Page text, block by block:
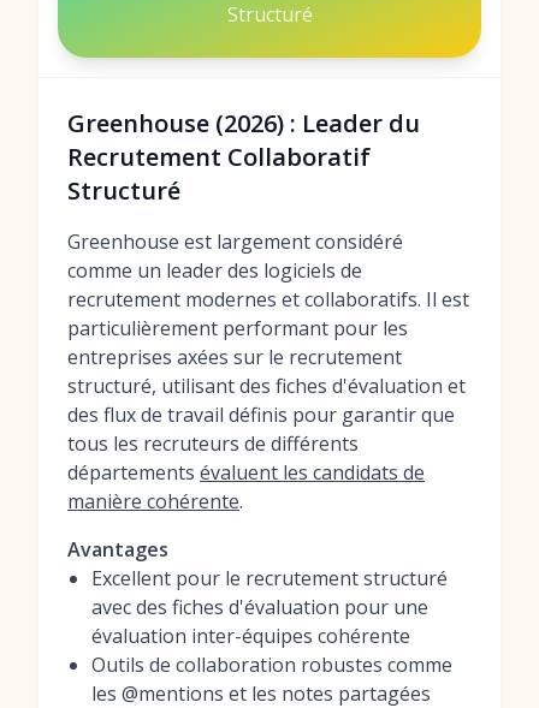
Structuré
Greenhouse (2026) : Leader du
Recrutement Collaboratif
Structuré
Greenhouse est largement considéré
comme un leader des logiciels de
recrutement modernes et collaboratifs. Il est
particulièrement performant pour les
entreprises axées sur le recrutement
structuré, utilisant des fiches d'évaluation et
des flux de travail définis pour garantir que
tous les recruteurs de différents
départements évaluent les candidats de
manière cohérente.
Avantages
Excellent pour le recrutement structuré
avec des fiches d'évaluation pour une
évaluation inter-équipes cohérente
Outils de collaboration robustes comme
les @mentions et les notes partagées